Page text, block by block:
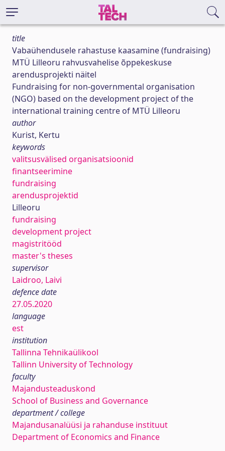
title
Vabaühendusele rahastuse kaasamine (fundraising)
MTÜ Lilleoru rahvusvahelise õppekeskuse
arendusprojekti näitel
Fundraising for non-governmental organisation
(NGO) based on the development project of the
international training centre of MTÜ Lilleoru
author
Kurist, Kertu
keywords
valitsusvälised organisatsioonid
finantseerimine
fundraising
arendusprojektid
Lilleoru
fundraising
development project
magistritööd
master's theses
supervisor
Laidroo, Laivi
defence date
27.05.2020
language
est
institution
Tallinna Tehnikaülikool
Tallinn University of Technology
faculty
Majandusteaduskond
School of Business and Governance
department / college
Majandusanalüüsi ja rahanduse instituut
Department of Economics and Finance